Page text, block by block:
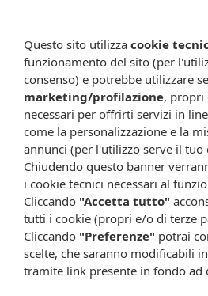
Gaviscon bruciore e
indigestione 24 bustine
17,90 €
Metti nel carrello
Questo sito utilizza cookie
funzionamento del sito (per
consenso) e potrebbe utilizzare
marketing/profilazione, propri
necessari per offrirti servizi in
come la personalizzazione e la
annunci (per l'utilizzo serve il tuo
Chiudendo questo banner
i cookie tecnici necessari al
Cliccando "Accetta tutto"
tutti i cookie (propri e/o di terze
Cliccando "Preferenze" potrai
scelte, che saranno modificabili
tramite link presente in fondo ad